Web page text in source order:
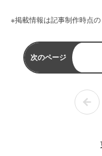
※掲載情報は記事制作時点
次のページ